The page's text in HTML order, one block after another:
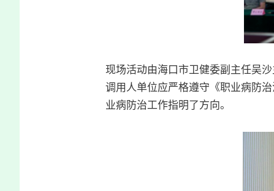
现场活动由海口市卫健委副主任吴
调用人单位应严格遵守《职业病防
业病防治工作指明了方向。